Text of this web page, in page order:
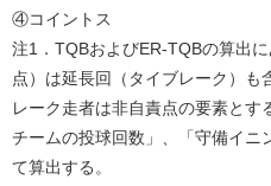
④コイントス
注1．TQBおよびER-TQBの算出
点）は延長回（タイブレーク）
レーク走者は非自責点の要素と
チームの投球回数」、「守備イニ
て算出する。